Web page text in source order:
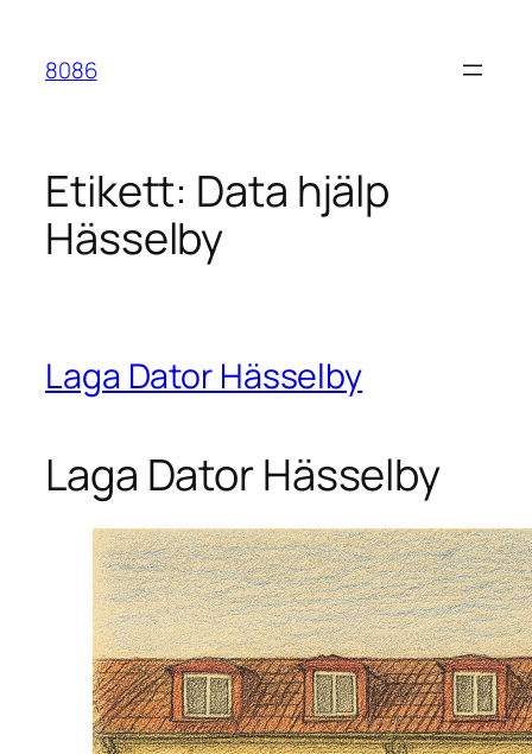
innehåll
8086
Etikett: Data hjälp
Hässelby
Laga Dator Hässelby
Laga Dator Hässelby